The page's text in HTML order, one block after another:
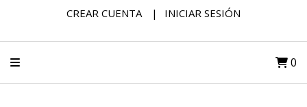
CREAR CUENTA INICIAR SESIÓN
0